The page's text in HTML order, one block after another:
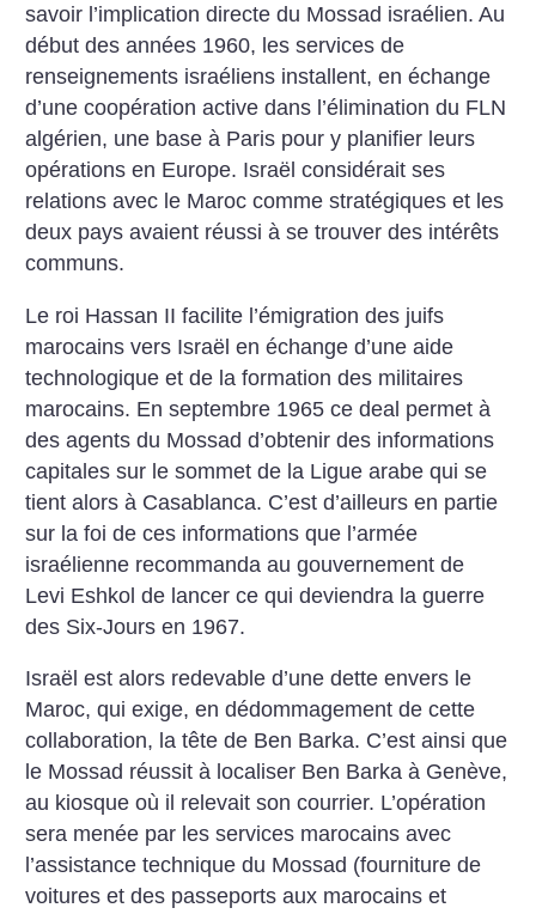
savoir l’implication directe du Mossad israélien. Au
début des années 1960, les services de
renseignements israéliens installent, en échange
d’une coopération active dans l’élimination du FLN
algérien, une base à Paris pour y planifier leurs
opérations en Europe. Israël considérait ses
relations avec le Maroc comme stratégiques et les
deux pays avaient réussi à se trouver des intérêts
communs.
Le roi Hassan II facilite l’émigration des juifs
marocains vers Israël en échange ­d’une aide
technologique et de la formation des militaires
marocains. En septembre 1965 ce deal permet à
des agents du Mossad d’obtenir des informations
capitales sur le sommet de la Ligue arabe qui se
tient alors à Casablanca. C’est d’ailleurs en partie
sur la foi de ces informations que l’armée
israélienne recommanda au gouvernement de
Levi Eshkol de lancer ce qui deviendra la guerre
des Six-Jours en 1967.
Israël est alors redevable d’une dette envers le
Maroc, qui exige, en dédommagement de cette
collaboration, la tête de Ben Barka. C’est ainsi que
le Mossad réussit à localiser Ben Barka à Genève,
au kiosque où il relevait son courrier. L’opération
sera menée par les services marocains avec
l’assistance technique du Mossad (fourniture de
voitures et des passeports aux marocains et